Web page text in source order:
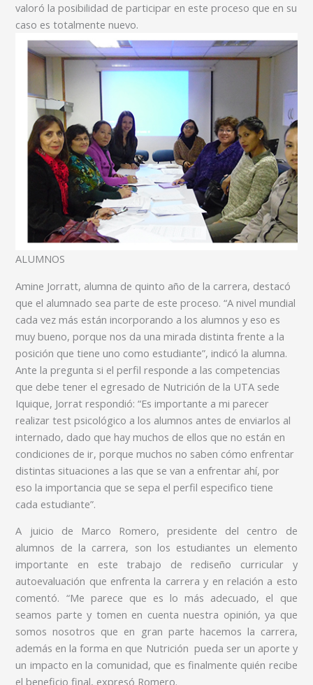
valoró la posibilidad de participar en este proceso que en su
caso es totalmente nuevo.
ALUMNOS
Amine Jorratt, alumna de quinto año de la carrera, destacó
que el alumnado sea parte de este proceso. “A nivel mundial
cada vez más están incorporando a los alumnos y eso es
muy bueno, porque nos da una mirada distinta frente a la
posición que tiene uno como estudiante”, indicó la alumna.
Ante la pregunta si el perfil responde a las competencias
que debe tener el egresado de Nutrición de la UTA sede
Iquique, Jorrat respondió: “Es importante a mi parecer
realizar test psicológico a los alumnos antes de enviarlos al
internado, dado que hay muchos de ellos que no están en
condiciones de ir, porque muchos no saben cómo enfrentar
distintas situaciones a las que se van a enfrentar ahí, por
eso la importancia que se sepa el perfil especifico tiene
cada estudiante”.
A juicio de Marco Romero, presidente del centro de
alumnos de la carrera, son los estudiantes un elemento
importante en este trabajo de rediseño curricular y
autoevaluación que enfrenta la carrera y en relación a esto
comentó. “Me parece que es lo más adecuado, el que
seamos parte y tomen en cuenta nuestra opinión, ya que
somos nosotros que en gran parte hacemos la carrera,
además en la forma en que Nutrición pueda ser un aporte y
un impacto en la comunidad, que es finalmente quién recibe
el beneficio final, expresó Romero.